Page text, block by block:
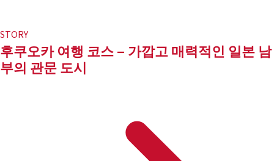
STORY
후쿠오카 여행 코스 – 가깝고 매력적인 일본 남
부의 관문 도시